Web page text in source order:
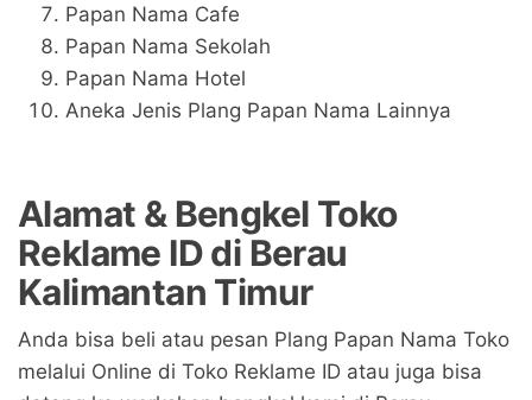
Papan Nama Cafe
Papan Nama Sekolah
Papan Nama Hotel
Aneka Jenis Plang Papan Nama Lainnya
Alamat & Bengkel Toko
Reklame ID di Berau
Kalimantan Timur
Anda bisa beli atau pesan Plang Papan Nama Toko
melalui Online di Toko Reklame ID atau juga bisa